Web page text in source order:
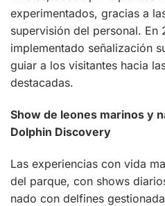
experimentados, gracias a
supervisión del personal. En
implementado señalización
guiar a los visitantes hacia
destacadas.
Show de leones marinos y
Dolphin Discovery
Las experiencias con vida
del parque, con shows
nado con delfines